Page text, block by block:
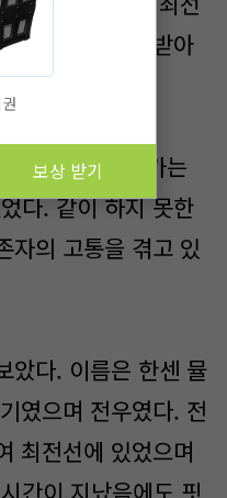
었고 이는 존중받아
그렇게 했다.
공원을 지나가는
다. 같이 하지 못한
자의 고통을 겪고 있
았다. 이름은 한센 뮬
였으며 전우였다. 전
최전선에 있었으며
간이 지났음에도 핏
보상 받기